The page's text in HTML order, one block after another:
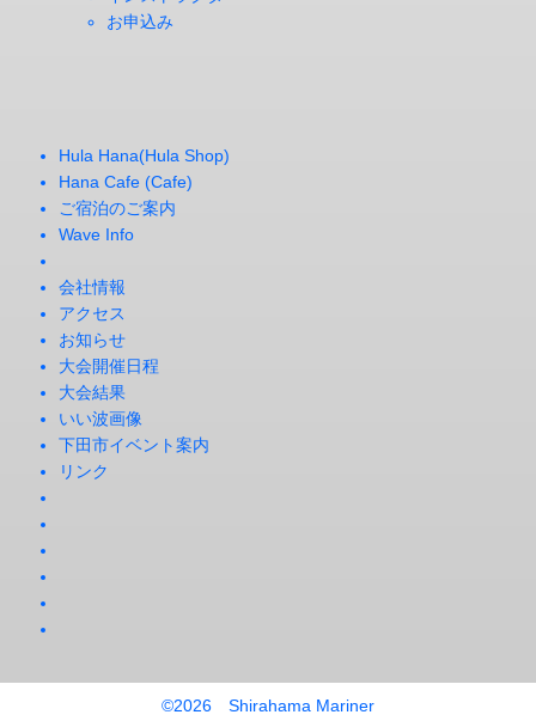
お申込み
Hula Hana(Hula Shop)
Hana Cafe (Cafe)
ご宿泊のご案内
Wave Info
会社情報
アクセス
お知らせ
大会開催日程
大会結果
いい波画像
下田市イベント案内
リンク
©2026 Shirahama Mariner